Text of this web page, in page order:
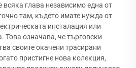
всяка глава независимо една от
там, където имате нужда от
инсталация или
Това означава, че търговски
своите окачени трасирани
пристигне нова колекция,